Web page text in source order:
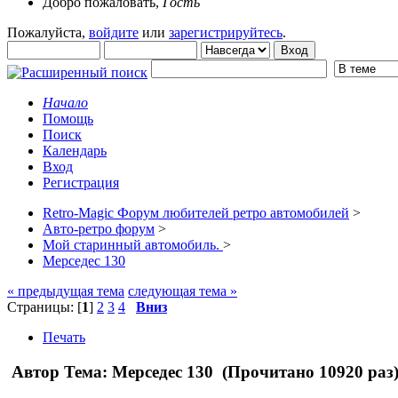
Пожалуйста, войдите или зарегистрируйтесь.
Начало
Помощь
Поиск
Календарь
Вход
Регистрация
Retro-Magic Форум любителей ретро автомобилей >
Авто-ретро форум >
Мой старинный автомобиль. >
Мерседес 130
« предыдущая тема следующая тема »
Страницы: [1] 2 3 4
Вниз
Печать
Автор Тема: Мерседес 130 (Прочитано 10920 раз)